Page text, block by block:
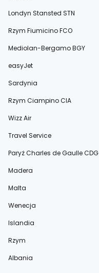
Londyn Stansted STN
Rzym Fiumicino FCO
Mediolan-Bergamo BGY
easyJet
Sardynia
Rzym Ciampino CIA
Wizz Air
Travel Service
Paryż Charles de Gaulle CDG
Madera
Malta
Wenecja
Islandia
Rzym
Albania